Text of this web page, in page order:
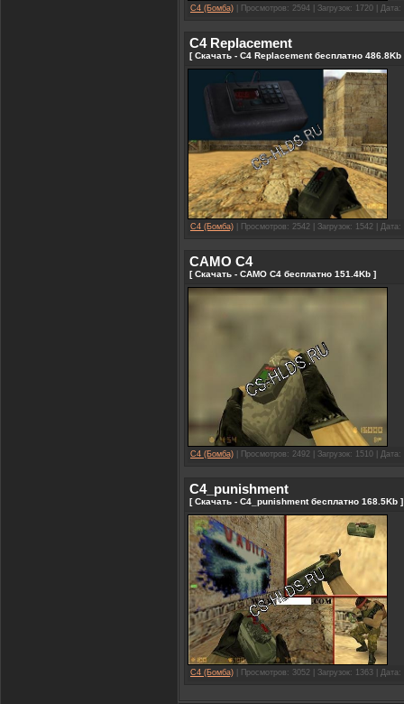
C4 (Бомба) | Просмотров: 2594 | Загрузок: 1720 | Дата:
C4 Replacement
[ Скачать - C4 Replacement бесплатно 486.8Kb
C4 (Бомба) | Просмотров: 2542 | Загрузок: 1542 | Дата:
CAMO C4
[ Скачать - CAMO C4 бесплатно 151.4Kb ]
C4 (Бомба) | Просмотров: 2492 | Загрузок: 1510 | Дата:
C4_punishment
[ Скачать - C4_punishment бесплатно 168.5Kb ]
C4 (Бомба) | Просмотров: 3052 | Загрузок: 1363 | Дата: